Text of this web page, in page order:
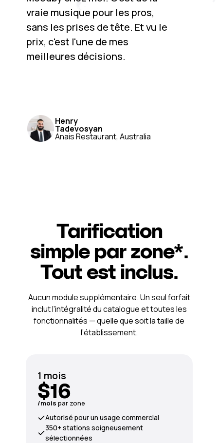
vraie musique pour les pros,
sans les prises de tête. Et vu le
prix, c'est l'une de mes
meilleures décisions.
Henry
Tadevosyan
Anais Restaurant, Australia
Tarification
simple par zone*.
Tout est inclus.
1 mois
$16
/mois par zone
Autorisé pour un usage commercial
350+ stations soigneusement
sélectionnées
Aucun module supplémentaire. Un seul forfait
inclut l’intégralité du catalogue et toutes les
fonctionnalités — quelle que soit la taille de
l’établissement.